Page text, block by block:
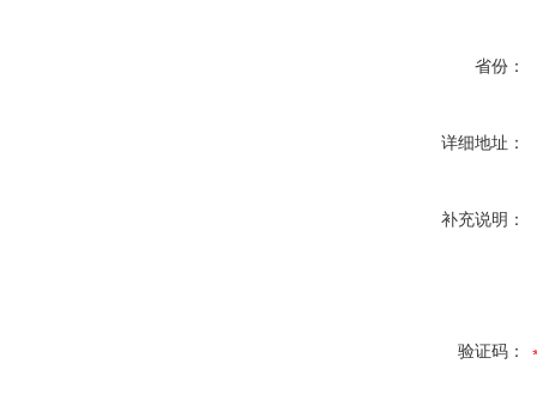
省份：
详细地址：
补充说明：
验证码：